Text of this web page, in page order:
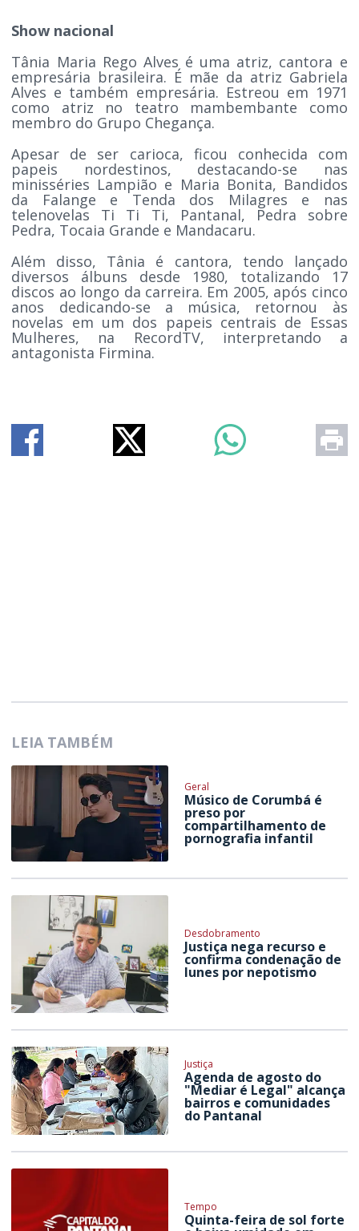
Show nacional
Tânia Maria Rego Alves é uma atriz, cantora e
empresária brasileira. É mãe da atriz Gabriela
Alves e também empresária. Estreou em 1971
como atriz no teatro mambembante como
membro do Grupo Chegança.
Apesar de ser carioca, ficou conhecida com
papeis nordestinos, destacando-se nas
minisséries Lampião e Maria Bonita, Bandidos
da Falange e Tenda dos Milagres e nas
telenovelas Ti Ti Ti, Pantanal, Pedra sobre
Pedra, Tocaia Grande e Mandacaru.
Além disso, Tânia é cantora, tendo lançado
diversos álbuns desde 1980, totalizando 17
discos ao longo da carreira. Em 2005, após cinco
anos dedicando-se a música, retornou às
novelas em um dos papeis centrais de Essas
Mulheres, na RecordTV, interpretando a
antagonista Firmina.
LEIA TAMBÉM
Geral
Músico de Corumbá é
preso por
compartilhamento de
pornografia infantil
Desdobramento
Justiça nega recurso e
confirma condenação de
Iunes por nepotismo
Justiça
Agenda de agosto do
"Mediar é Legal" alcança
bairros e comunidades
do Pantanal
Tempo
Quinta-feira de sol forte